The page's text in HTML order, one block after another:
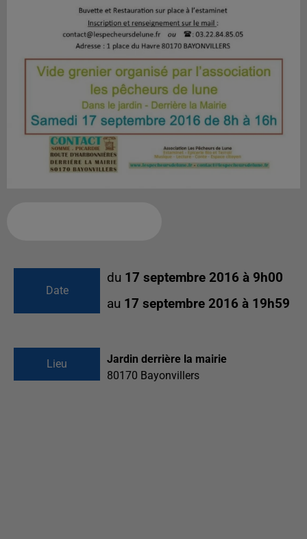
Date
du 17 septembre 2016 à 9h00
au 17 septembre 2016 à 19h59
Lieu
Jardin derrière la mairie
80170 Bayonvillers